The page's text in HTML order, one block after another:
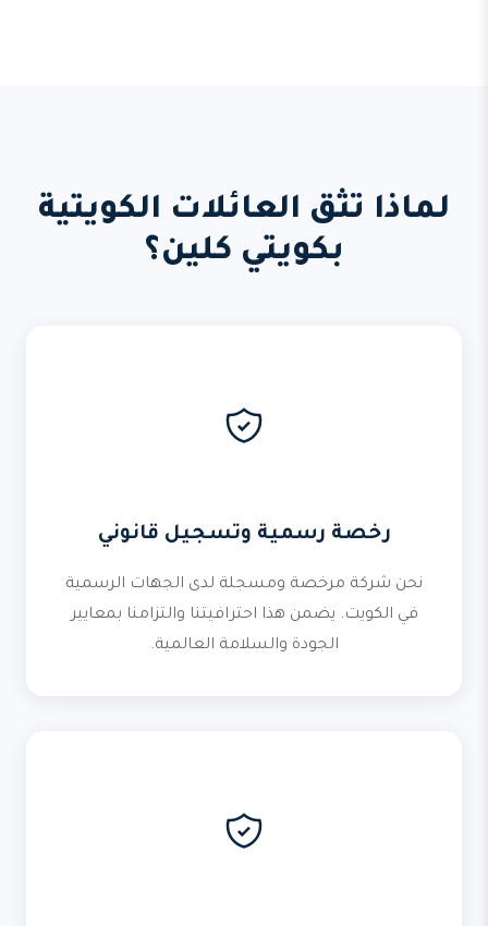
لماذا تثق العائلات الكويتية
بكويتي كلين؟
رخصة رسمية وتسجيل قانوني
نحن شركة مرخصة ومسجلة لدى الجهات الرسمية
في الكويت. يضمن هذا احترافيتنا والتزامنا بمعايير
الجودة والسلامة العالمية.